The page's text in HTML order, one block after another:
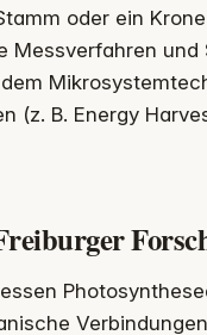
oder ein
und
(z. B. Energy